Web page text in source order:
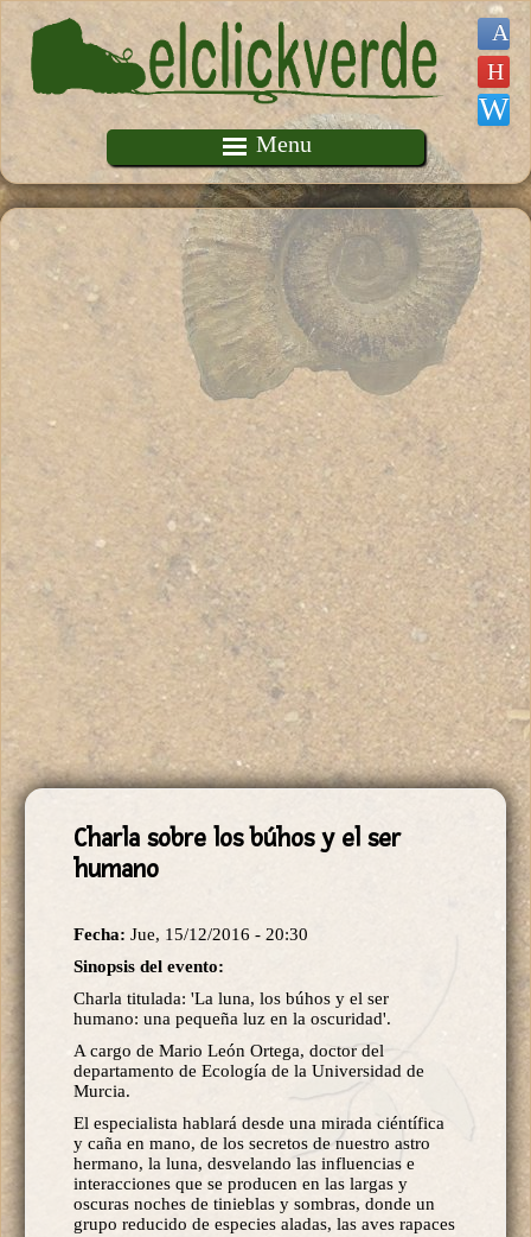
Pasar al contenido principal
Menu
Charla sobre los búhos y el ser
humano
Fecha: Jue, 15/12/2016 - 20:30
Sinopsis del evento:
Charla titulada: 'La luna, los búhos y el ser
humano: una pequeña luz en la oscuridad'.
A cargo de Mario León Ortega, doctor del
departamento de Ecología de la Universidad de
Murcia.
El especialista hablará desde una mirada ciéntífica
y caña en mano, de los secretos de nuestro astro
hermano, la luna, desvelando las influencias e
interacciones que se producen en las largas y
oscuras noches de tinieblas y sombras, donde un
grupo reducido de especies aladas, las aves rapaces